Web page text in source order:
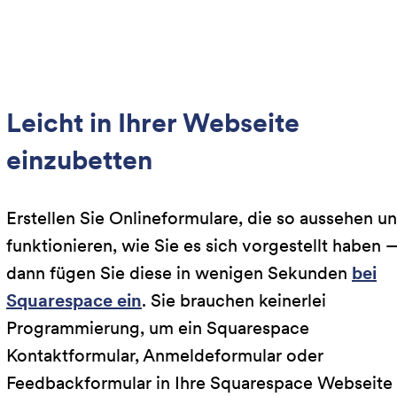
Leicht in Ihrer Webseite
einzubetten
Erstellen Sie Onlineformulare, die so aussehen
funktionieren, wie Sie es sich vorgestellt haben
dann fügen Sie diese in wenigen Sekunden bei
Squarespace ein. Sie brauchen keinerlei
Programmierung, um ein Squarespace
Kontaktformular, Anmeldeformular oder
Feedbackformular in Ihre Squarespace Webseite